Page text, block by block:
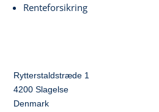
Renteforsikring
Rytterstaldstræde 1
4200 Slagelse
Denmark